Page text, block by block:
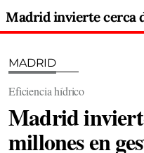
MADRID
Eficiencia hídrico
Madrid
millones en